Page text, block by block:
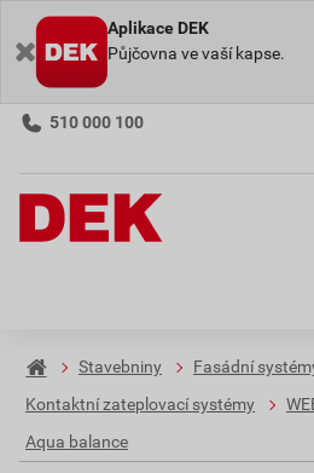
Aplikace DEK
Půjčovna ve vaší kapse.
510 000 100
Stavebniny
Fasádní
Kontaktní zateplovací systémy
Aqua balance